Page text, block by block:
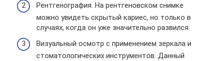
Рентгенография. На рентгеновском снимке
можно увидеть скрытый кариес, но только в
случаях, когда он уже значительно развился.
Визуальный осмотр с применением зеркала и
стоматологических инструментов. Данный